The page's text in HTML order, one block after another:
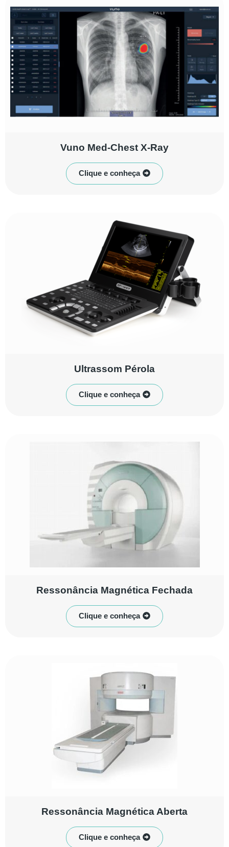
Vuno Med-Chest X-Ray
Clique e conheça
Ultrassom Pérola
Clique e conheça
Ressonância Magnética Fechada
Clique e conheça
Ressonância Magnética Aberta
Clique e conheça